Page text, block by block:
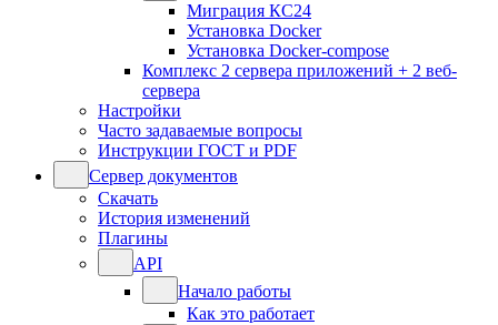
Миграция КС24
Установка Docker
Установка Docker-compose
Комплекс 2 сервера приложений + 2 веб-
сервера
Настройки
Часто задаваемые вопросы
Инструкции ГОСТ и PDF
Сервер документов
Скачать
История изменений
Плагины
API
Начало работы
Как это работает